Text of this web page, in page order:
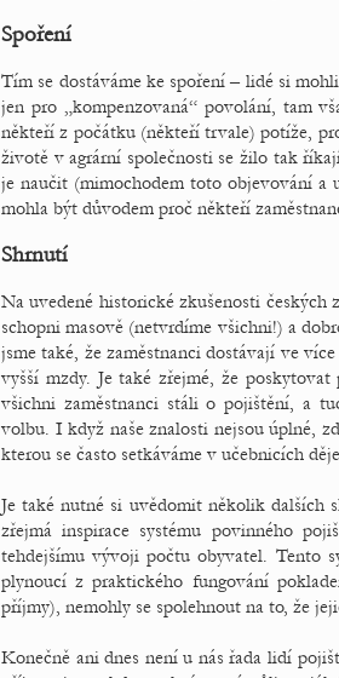
Spoření
Tím se dostáváme ke spoření – lidé si
jen pro „kompenzovaná“ povolání, tam
někteří z počátku (někteří trvale) potíže,
životě v agrární společnosti se žilo tak
je naučit (mimochodem toto objevování a
mohla být důvodem proč někteří
Shrnutí
Na uvedené historické zkušenosti
schopni masově (netvrdíme všichni!) a
jsme také, že zaměstnanci dostávají ve
vyšší mzdy. Je také zřejmé, že
všichni zaměstnanci stáli o pojištění, a
volbu. I když naše znalosti nejsou úplné,
kterou se často setkáváme v učebnicích
Je také nutné si uvědomit několik dalších
zřejmá inspirace systému povinného
tehdejšímu vývoji počtu obyvatel. Tento
plynoucí z praktického fungování
příjmy), nemohly se spolehnout na to, že
Konečně ani dnes není u nás řada lidí